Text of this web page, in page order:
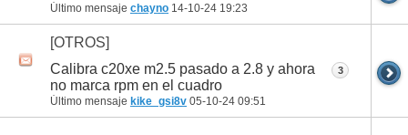
Último mensaje chayno 14-10-24 19:23
[OTROS]
Calibra c20xe m2.5 pasado a 2.8 y ahora
no marca rpm en el cuadro
Último mensaje kike_gsi8v 05-10-24 09:51
3